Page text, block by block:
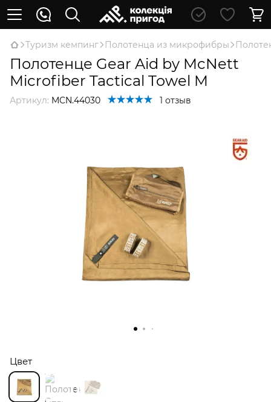
Туризм кемпинг Полотенца из микрофибры
Полотенце Gear Aid by McNett
Microfiber Tactical Towel M
Артикул: MCN.44030 1 отзыв
Цвет